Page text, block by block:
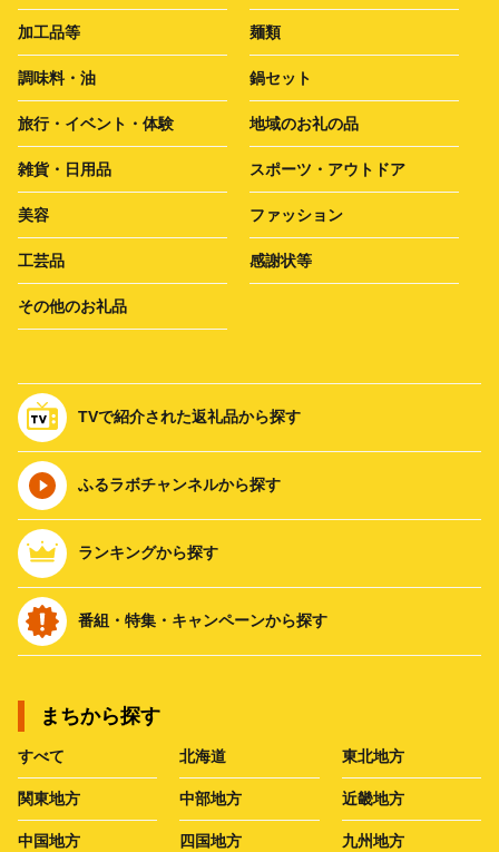
加工品等 麺類
調味料・油 鍋セット
旅行・イベント・体験 地域のお礼の品
雑貨・日用品 スポーツ・アウトドア
美容 ファッション
工芸品 感謝状等
その他のお礼品
TVで紹介された返礼品から探す
ふるラボチャンネルから探す
ランキングから探す
番組・特集・キャンペーンから探す
まちから探す
すべて 北海道 東北地方
関東地方 中部地方 近畿地方
中国地方 四国地方 九州地方